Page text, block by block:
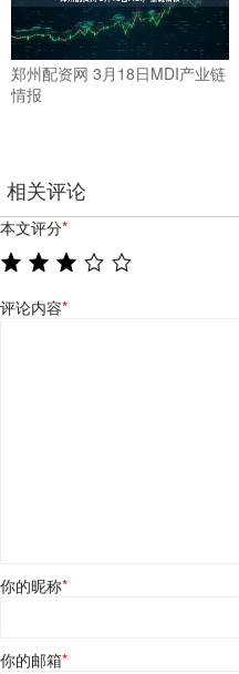
郑州配资网 3月18日MDI产业链
情报
相关评论
本文评分*
评论内容*
你的昵称*
你的邮箱*